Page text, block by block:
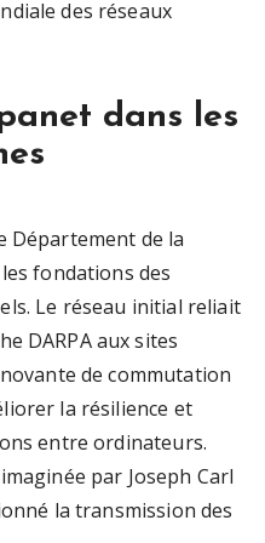
des réseaux
dans les
Département de la
fondations des
Le réseau initial reliait
DARPA aux sites
de commutation
la résilience et
entre ordinateurs.
par Joseph Carl
la transmission des